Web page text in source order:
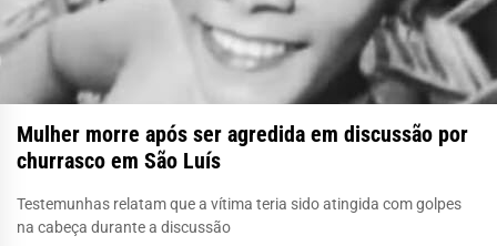
Mulher morre após ser agredida em discussão por
churrasco em São Luís
Testemunhas relatam que a vítima teria sido atingida com golpes
na cabeça durante a discussão